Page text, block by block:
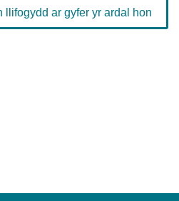
ar gyfer yr ardal hon